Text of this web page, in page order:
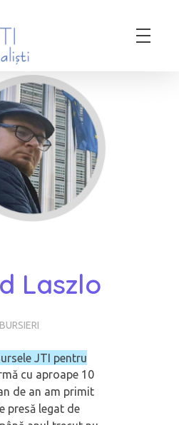
Laszlo
BURSIERI
JTI pentru
cu aproape 10
de an am primit
presă legat de